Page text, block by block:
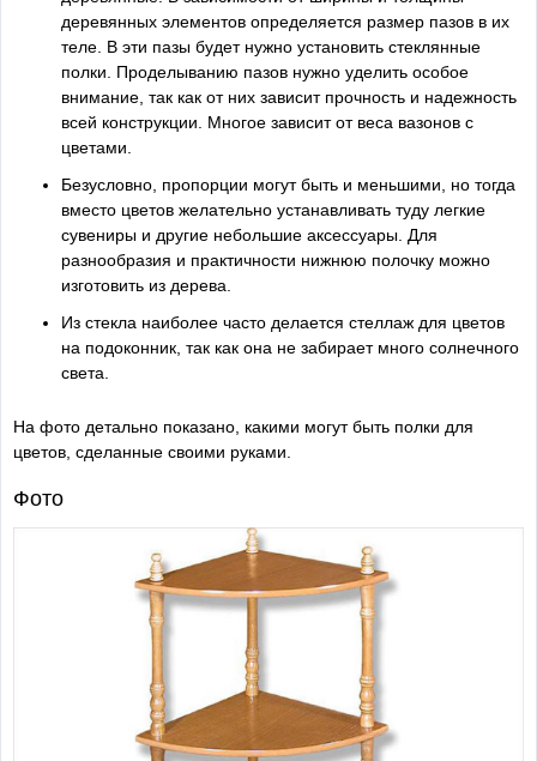
деревянных элементов определяется размер пазов в их
теле. В эти пазы будет нужно установить стеклянные
полки. Проделыванию пазов нужно уделить особое
внимание, так как от них зависит прочность и надежность
всей конструкции. Многое зависит от веса вазонов с
цветами.
Безусловно, пропорции могут быть и меньшими, но тогда
вместо цветов желательно устанавливать туду легкие
сувениры и другие небольшие аксессуары. Для
разнообразия и практичности нижнюю полочку можно
изготовить из дерева.
Из стекла наиболее часто делается стеллаж для цветов
на подоконник, так как она не забирает много солнечного
света.
На фото детально показано, какими могут быть полки для
цветов, сделанные своими руками.
Фото